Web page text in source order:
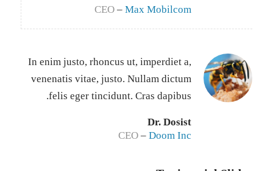
CEO –Max Mobilcom
In enim justo, rhoncus ut, imperdiet a,
venenatis vitae, justo. Nullam dictum
felis eger tincidunt. Cras dapibus.
Dr. Dosist
CEO –Doom Inc